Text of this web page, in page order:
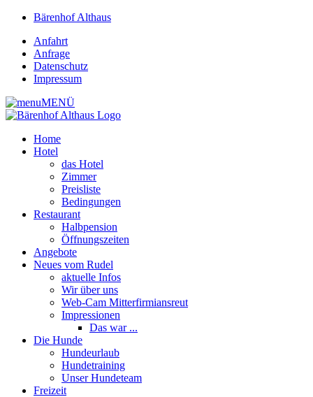
Bärenhof Althaus
Anfahrt
Anfrage
Datenschutz
Impressum
MENÜ
Home
Hotel
das Hotel
Zimmer
Preisliste
Bedingungen
Restaurant
Halbpension
Öffnungszeiten
Angebote
Neues vom Rudel
aktuelle Infos
Wir über uns
Web-Cam Mitterfirmiansreut
Impressionen
Das war ...
Die Hunde
Hundeurlaub
Hundetraining
Unser Hundeteam
Freizeit